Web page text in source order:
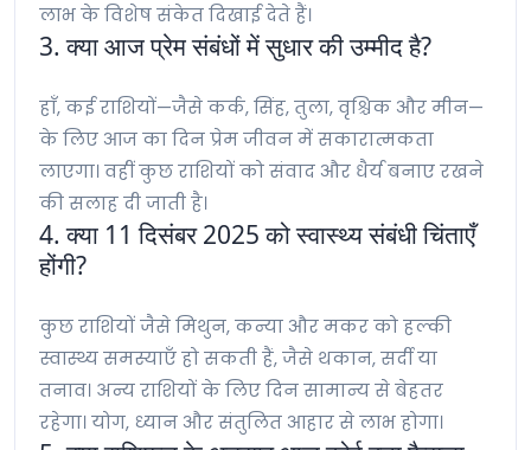
लाभ के विशेष संकेत दिखाई देते हैं।
3. क्या आज प्रेम संबंधों में सुधार की उम्मीद है?
हाँ, कई राशियों—जैसे कर्क, सिंह, तुला, वृश्चिक और मीन—
के लिए आज का दिन प्रेम जीवन में सकारात्मकता
लाएगा। वहीं कुछ राशियों को संवाद और धैर्य बनाए रखने
की सलाह दी जाती है।
4. क्या 11 दिसंबर 2025 को स्वास्थ्य संबंधी चिंताएँ
होंगी?
कुछ राशियों जैसे मिथुन, कन्या और मकर को हल्की
स्वास्थ्य समस्याएँ हो सकती हैं, जैसे थकान, सर्दी या
तनाव। अन्य राशियों के लिए दिन सामान्य से बेहतर
रहेगा। योग, ध्यान और संतुलित आहार से लाभ होगा।